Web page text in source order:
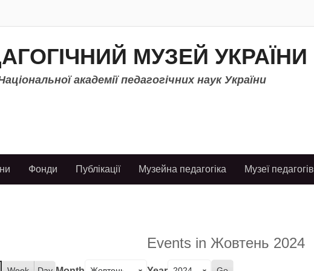
МУЗЕЙ УКРАЇНИ
академії педагогічних наук України
Фонди Публікації Музейна педагогіка Музеї педагогів
Events in Жовтень 2024